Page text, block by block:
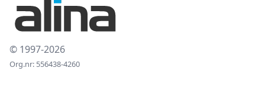
© 1997-2026
Org.nr: 556438-4260